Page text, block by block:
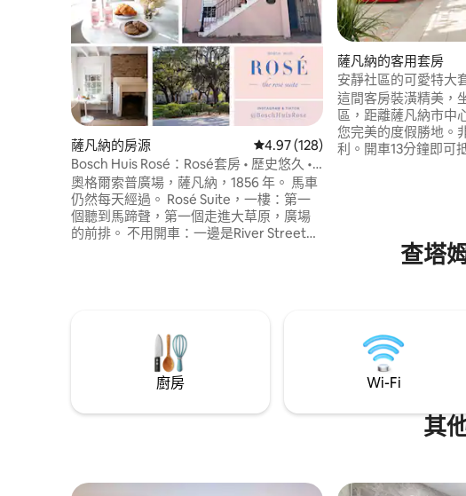
薩凡納的房源 從 128 則評價中獲得 4.97 的平均評
4.97 (128)
Bosch Huis Rosé：Rosé套房 • 歷史悠久 •
停車場
奧格爾索普廣場，薩凡納，1856 年。 馬車
仍然每天經過。 Rosé Suite，一樓：第一
個聽到馬蹄聲，第一個走進大草原，廣場
的前排。 不用開車：一邊是River Street，
得真實。 輕點心型圖示、查看我的房東個
人資料或預訂。
薩凡納的客用套房
安靜社區的可愛特大
這間客房裝潢精美，
區，距離薩凡納市中
您完美的度假勝地。
利。開車13分鐘即可
一個舒適的家庭住
查塔
廚房 Wi-Fi
其